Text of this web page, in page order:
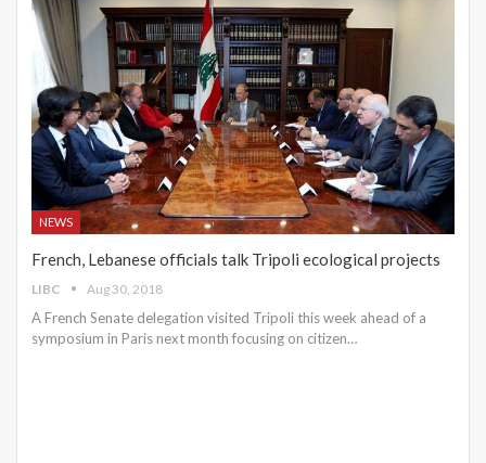
NEWS
French, Lebanese officials talk Tripoli ecological projects
LIBC Aug 30, 2018
A French Senate delegation visited Tripoli this week ahead of a
symposium in Paris next month focusing on citizen…